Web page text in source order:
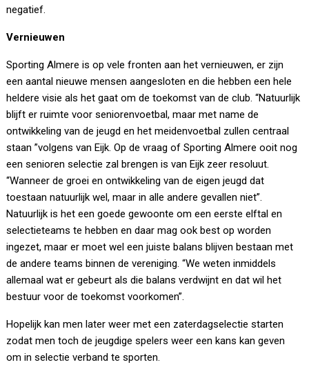
negatief.
Vernieuwen
Sporting Almere is op vele fronten aan het vernieuwen, er zijn
een aantal nieuwe mensen aangesloten en die hebben een hele
heldere visie als het gaat om de toekomst van de club. “Natuurlijk
blijft er ruimte voor seniorenvoetbal, maar met name de
ontwikkeling van de jeugd en het meidenvoetbal zullen centraal
staan ”volgens van Eijk. Op de vraag of Sporting Almere ooit nog
een senioren selectie zal brengen is van Eijk zeer resoluut.
“Wanneer de groei en ontwikkeling van de eigen jeugd dat
toestaan natuurlijk wel, maar in alle andere gevallen niet”.
Natuurlijk is het een goede gewoonte om een eerste elftal en
selectieteams te hebben en daar mag ook best op worden
ingezet, maar er moet wel een juiste balans blijven bestaan met
de andere teams binnen de vereniging. “We weten inmiddels
allemaal wat er gebeurt als die balans verdwijnt en dat wil het
bestuur voor de toekomst voorkomen”.
Hopelijk kan men later weer met een zaterdagselectie starten
zodat men toch de jeugdige spelers weer een kans kan geven
om in selectie verband te sporten.